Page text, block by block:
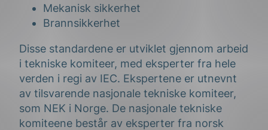
Mekanisk sikkerhet
Brannsikkerhet
Disse standardene er utviklet gjennom arbeid
i tekniske komiteer, med eksperter fra hele
verden i regi av IEC. Ekspertene er utnevnt
av tilsvarende nasjonale tekniske komiteer,
som NEK i Norge. De nasjonale tekniske
komiteene består av eksperter fra norsk